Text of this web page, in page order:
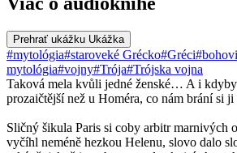
Prehrať ukážku Ukážka
#mytológia#staroveké Grécko#Gréci
mytológia#vojny#Trója#Trójska vojna
Taková mela kvůli jedné ženské… A i
prozaičtější než u Homéra, co nám brání si
Sličný šikula Paris si coby arbitr marnivých
vyčíhl neméně hezkou Helenu, slovo dalo